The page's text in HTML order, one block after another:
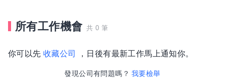
所有工作機會 共 0 筆
你可以先 收藏公司 ，日後有最新工作馬上通知你。
發現公司有問題嗎？ 我要檢舉